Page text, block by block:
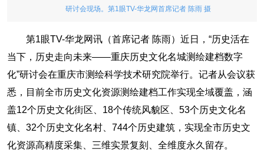
研讨会现场。第1眼TV-华龙网首席记者 陈雨 摄
第1眼TV-华龙网讯（首席记者 陈雨）近日，“历史活在
当下，历史走向未来——重庆历史文化名城测绘建档数字
化”研讨会在重庆市测绘科学技术研究院举行。记者从会议获
悉，目前全市历史文化资源测绘建档工作实现全域覆盖，涵
盖12个历史文化街区、18个传统风貌区、53个历史文化名
镇、32个历史文化名村、744个历史建筑，实现全市历史文
化资源高精度采集、三维实景复刻、全维度永久留存。